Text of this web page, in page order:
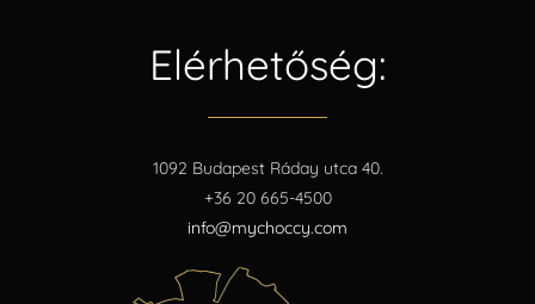
Elérhetőség:
1092 Budapest Ráday utca 40.
+36 20 665-4500
info@mychoccy.com